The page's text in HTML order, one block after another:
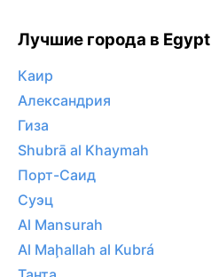
Лучшие города в Egypt
Каир
Александрия
Гиза
Shubrā al Khaymah
Порт-Саид
Суэц
Al Mansurah
Al Maḩallah al Kubrá